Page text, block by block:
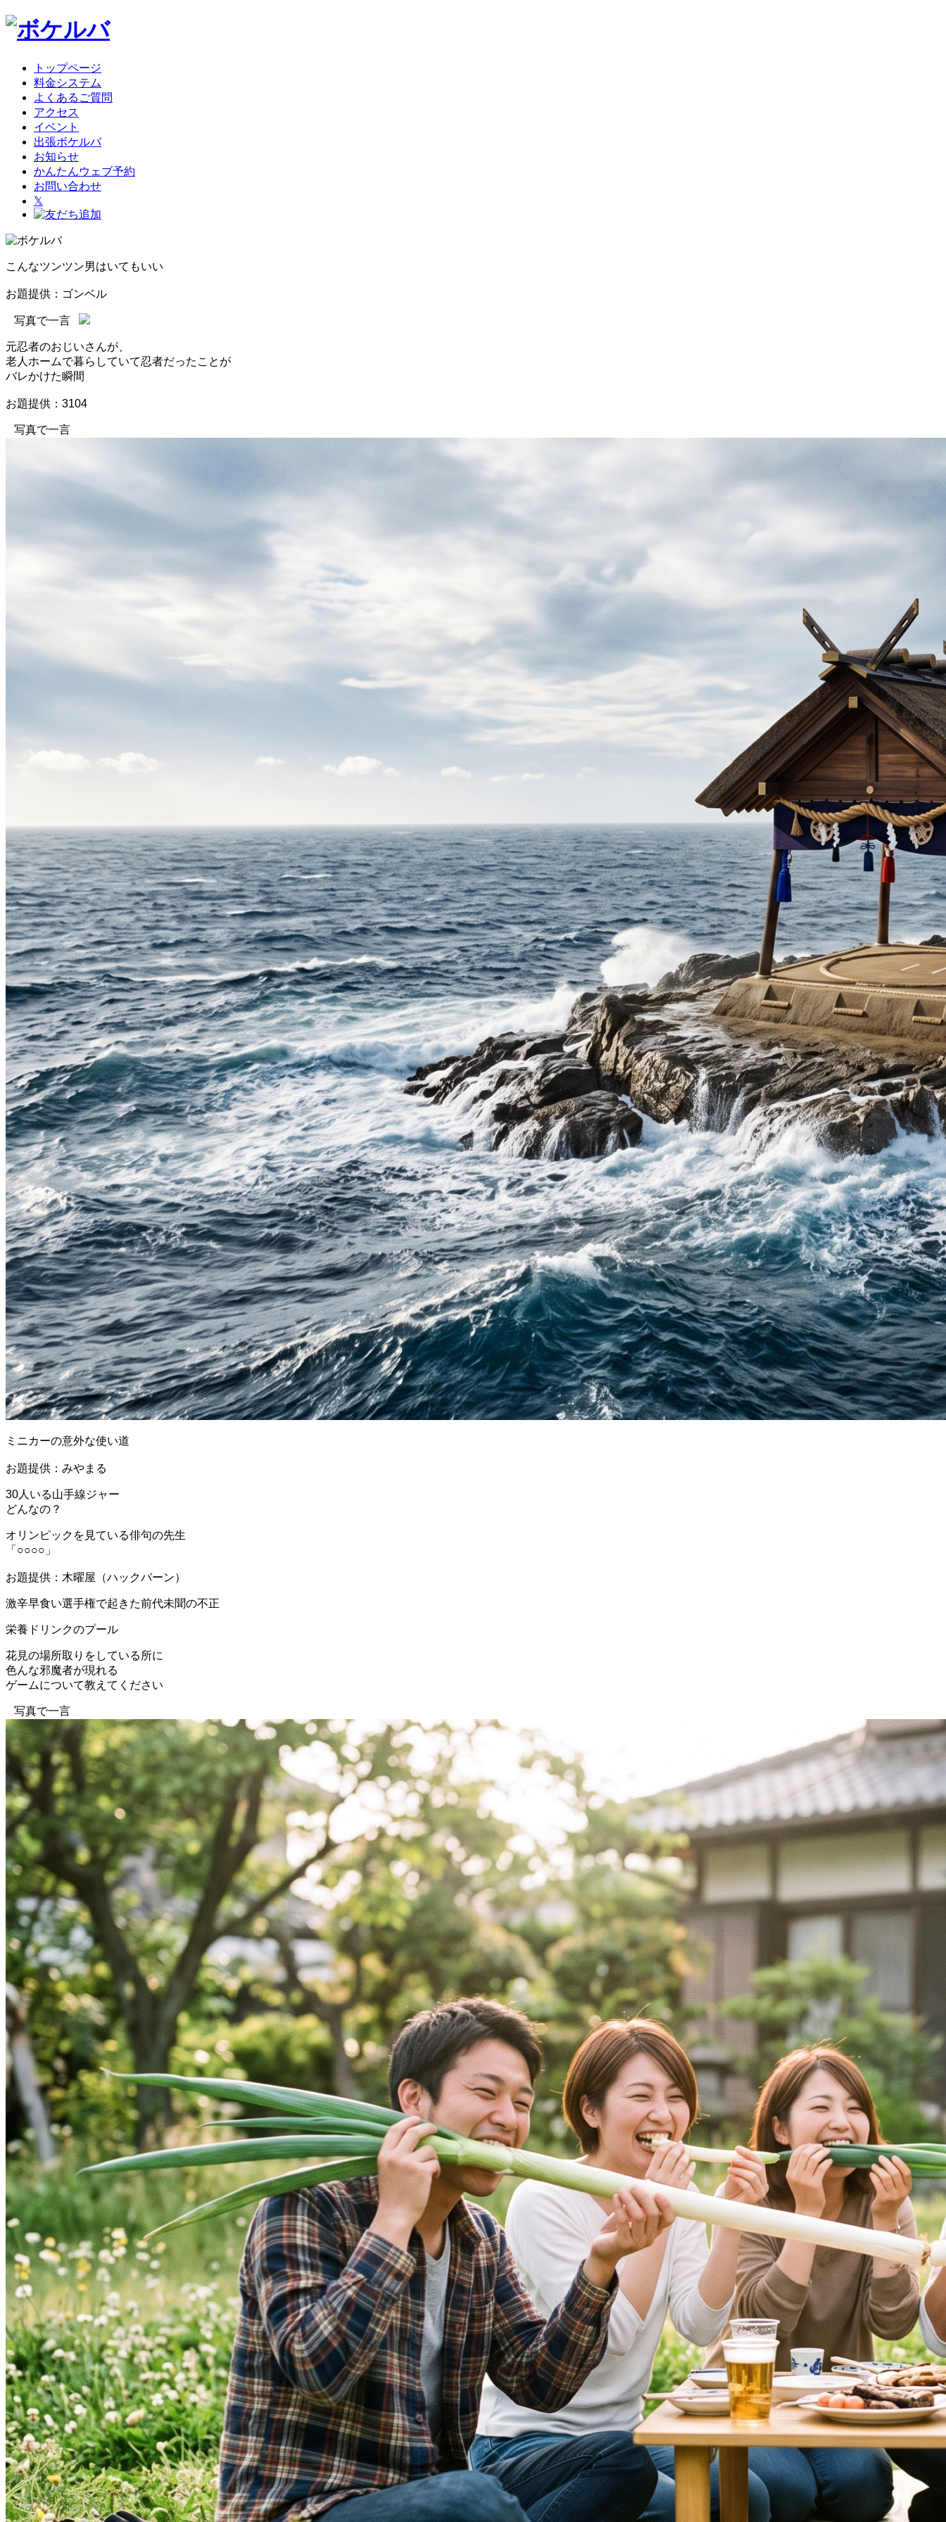
トップページ
料金システム
よくあるご質問
アクセス
イベント
出張ボケルバ
お知らせ
かんたんウェブ予約
お問い合わせ
𝕏
こんなツンツン男はいてもいい
お題提供：ゴンベル
写真で一言
元忍者のおじいさんが、
老人ホームで暮らしていて忍者だったことが
バレかけた瞬間
お題提供：3104
写真で一言
ミニカーの意外な使い道
お題提供：みやまる
30人いる山手線ジャー
どんなの？
オリンピックを見ている俳句の先生
「○○○○」
お題提供：木曜屋（ハックバーン）
激辛早食い選手権で起きた前代未聞の不正
栄養ドリンクのプール
花見の場所取りをしている所に
色んな邪魔者が現れる
ゲームについて教えてください
写真で一言